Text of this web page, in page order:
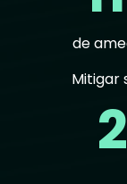
de
Mitigar